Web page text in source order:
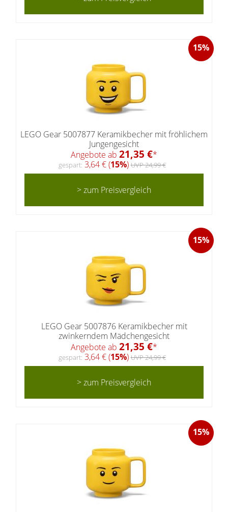
15%
LEGO Gear 5007877 Keramikbecher mit fröhlichem
Jungengesicht
Angebote ab 21,35 €*
gespart: 3,64 € (15%)UVP 24,99 €
> zum Preisvergleich
15%
LEGO Gear 5007876 Keramikbecher mit
zwinkerndem Mädchengesicht
Angebote ab 21,35 €*
gespart: 3,64 € (15%)UVP 24,99 €
> zum Preisvergleich
15%